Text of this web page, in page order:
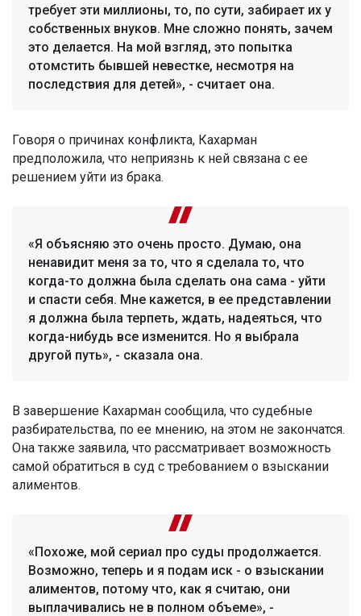
требует эти миллионы, то, по сути, забирает их у
собственных внуков. Мне сложно понять, зачем
это делается. На мой взгляд, это попытка
отомстить бывшей невестке, несмотря на
последствия для детей», - считает она.
Говоря о причинах конфликта, Кахарман
предположила, что неприязнь к ней связана с ее
решением уйти из брака.
«Я объясняю это очень просто. Думаю, она
ненавидит меня за то, что я сделала то, что
когда-то должна была сделать она сама - уйти
и спасти себя. Мне кажется, в ее представлении
я должна была терпеть, ждать, надеяться, что
когда-нибудь все изменится. Но я выбрала
другой путь», - сказала она.
В завершение Кахарман сообщила, что судебные
разбирательства, по ее мнению, на этом не закончатся.
Она также заявила, что рассматривает возможность
самой обратиться в суд с требованием о взыскании
алиментов.
«Похоже, мой сериал про суды продолжается.
Возможно, теперь и я подам иск - о взыскании
алиментов, потому что, как я считаю, они
выплачивались не в полном объеме», -